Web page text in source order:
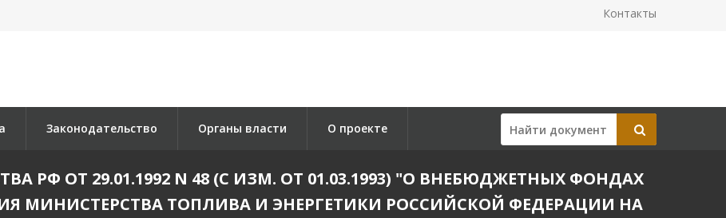
Контакты
Законодательство Органы власти О проекте
РФ ОТ 29.01.1992 N 48 (С ИЗМ. ОТ 01.03.1993) "О ВНЕБЮДЖЕТНЫХ ФОНДАХ
МИНИСТЕРСТВА ТОПЛИВА И ЭНЕРГЕТИКИ РОССИЙСКОЙ ФЕДЕРАЦИИ НА